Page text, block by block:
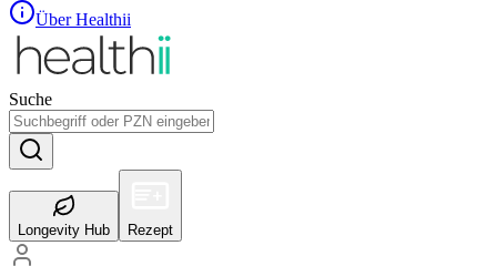
Über Healthii
Suche
Longevity Hub Rezept